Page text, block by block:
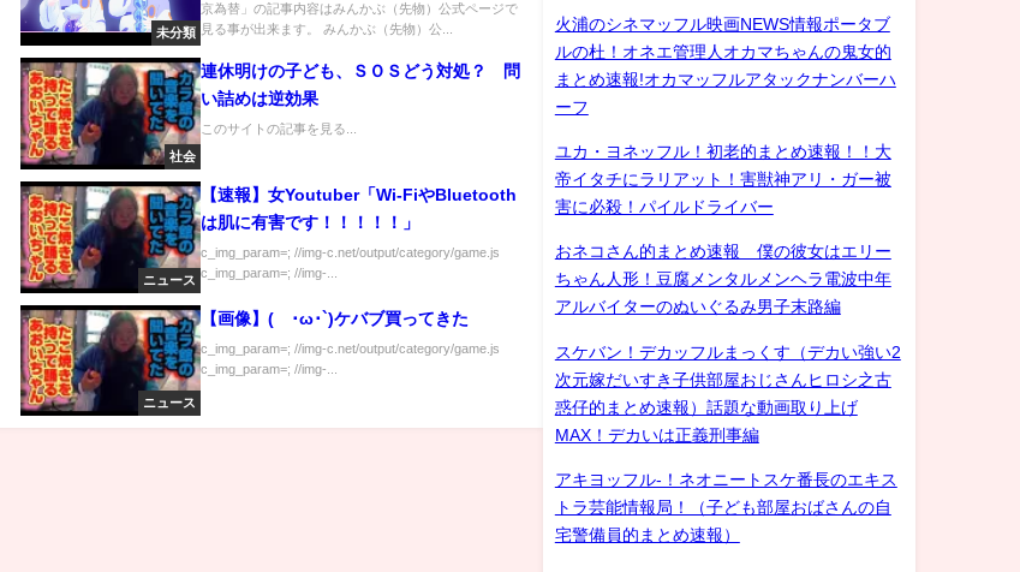
未分類
京為替」の記事内容はみんかぶ（先物）公式ページで
見る事が出来ます。 みんかぶ（先物）公...
社会
連休明けの子ども、ＳＯＳどう対処？ 問
い詰めは逆効果
このサイトの記事を見る...
ニュース
【速報】女Youtuber「Wi-FiやBluetooth
は肌に有害です！！！！！」
c_img_param=; //img-c.net/output/category/game.js
c_img_param=; //img-...
ニュース
【画像】(´･ω･`)ケバブ買ってきた
c_img_param=; //img-c.net/output/category/game.js
c_img_param=; //img-...
火浦のシネマッフル映画NEWS情報ポータブ
ルの杜！オネエ管理人オカマちゃんの鬼女的
まとめ速報!オカマッフルアタックナンバーハ
ーフ
ユカ・ヨネッフル！初老的まとめ速報！！大
帝イタチにラリアット！害獣神アリ・ガー被
害に必殺！パイルドライバー
おネコさん的まとめ速報 僕の彼女はエリー
ちゃん人形！豆腐メンタルメンヘラ電波中年
アルバイターのぬいぐるみ男子末路編
スケバン！デカッフルまっくす（デカい強い2
次元嫁だいすき子供部屋おじさんヒロシ之古
惑仔的まとめ速報）話題な動画取り上げ
MAX！デカいは正義刑事編
アキヨッフル-！ネオニートスケ番長のエキス
トラ芸能情報局！（子ども部屋おばさんの自
宅警備員的まとめ速報）